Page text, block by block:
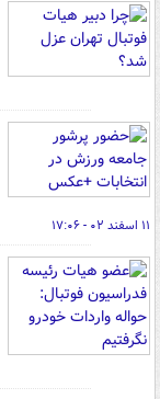
۱۱ اسفند ۰۲ - ۱۷:۰۶